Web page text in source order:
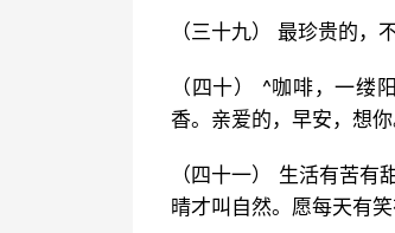
（三十九） 最珍贵的，
（四十） ^咖啡，一缕
香。亲爱的，早安，想你
（四十一） 生活有苦
晴才叫自然。愿每天有笑